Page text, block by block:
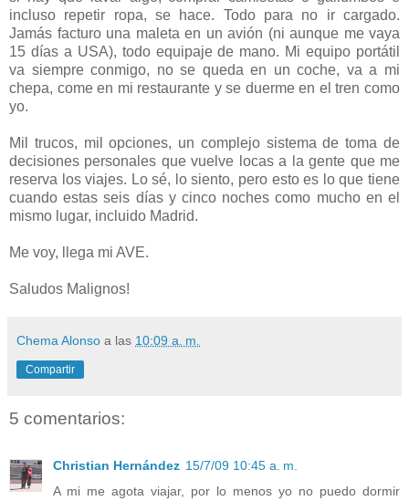
incluso repetir ropa, se hace. Todo para no ir cargado.
Jamás facturo una maleta en un avión (ni aunque me vaya
15 días a USA), todo equipaje de mano. Mi equipo portátil
va siempre conmigo, no se queda en un coche, va a mi
chepa, come en mi restaurante y se duerme en el tren como
yo.
Mil trucos, mil opciones, un complejo sistema de toma de
decisiones personales que vuelve locas a la gente que me
reserva los viajes. Lo sé, lo siento, pero esto es lo que tiene
cuando estas seis días y cinco noches como mucho en el
mismo lugar, incluido Madrid.
Me voy, llega mi AVE.
Saludos Malignos!
Chema Alonso a las 10:09 a. m.
Compartir
5 comentarios:
Christian Hernández 15/7/09 10:45 a. m.
A mi me agota viajar, por lo menos yo no puedo dormir